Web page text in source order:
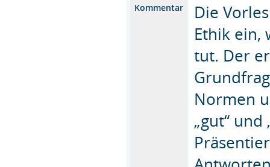
Kommentar
Die
Ethik ein,
tut. Der
Normen
„gut“